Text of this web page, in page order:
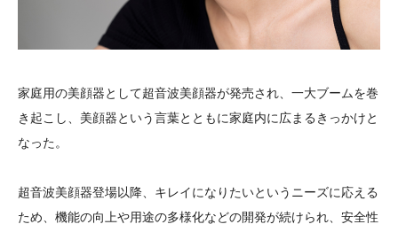
家庭用の美顔器として超音波美顔器が発売され、一大ブームを巻
き起こし、美顔器という言葉とともに家庭内に広まるきっかけと
なった。
超音波美顔器登場以降、キレイになりたいというニーズに応える
ため、機能の向上や用途の多様化などの開発が続けられ、安全性